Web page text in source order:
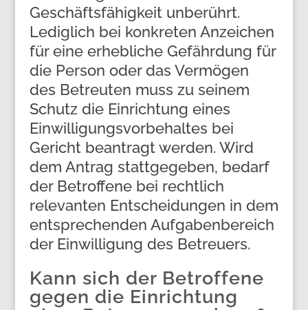
Geschäftsfähigkeit unberührt.
Lediglich bei konkreten Anzeichen
für eine erhebliche Gefährdung für
die Person oder das Vermögen
des Betreuten muss zu seinem
Schutz die Einrichtung eines
Einwilligungsvorbehaltes bei
Gericht beantragt werden. Wird
dem Antrag stattgegeben, bedarf
der Betroffene bei rechtlich
relevanten Entscheidungen in dem
entsprechenden Aufgabenbereich
der Einwilligung des Betreuers.
Kann sich der Betroffene
gegen die Einrichtung